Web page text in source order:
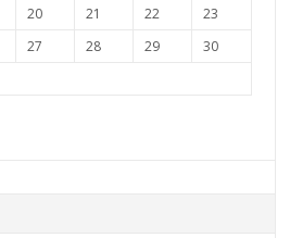
20 21 22
23
27 28 29
30